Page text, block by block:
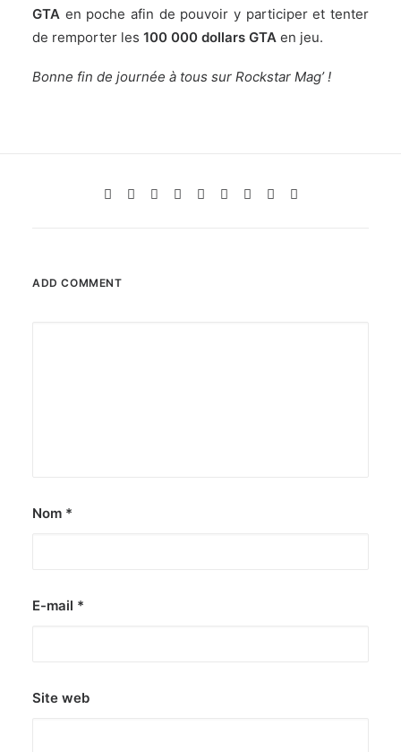
GTA en poche afin de pouvoir y participer et tenter
de remporter les 100 000 dollars GTA en jeu.
Bonne fin de journée à tous sur Rockstar Mag’ !
ADD COMMENT
Nom *
E-mail *
Site web